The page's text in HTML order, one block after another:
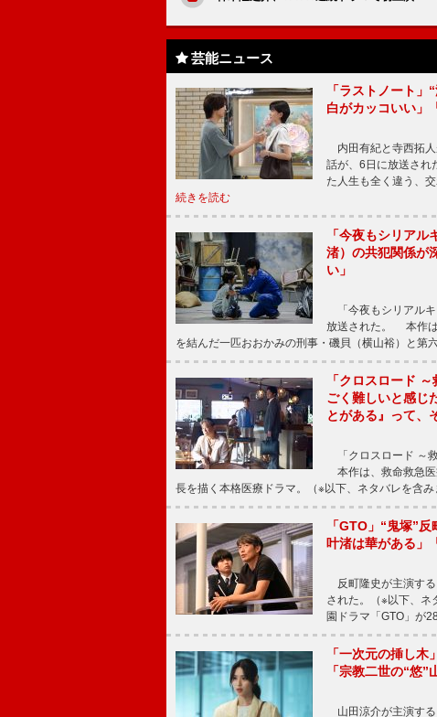
芸能ニュース
「ラストノート
白がカッコいい」
内田有紀と寺西拓人
話が、6日に放送さ
た人生も全く違う、
続きを読む
「今夜もシリア
渚）の共犯関係が
い」
「今夜もシリアルキ
放送された。 本作は
を結んだ一匹おおかみの刑事・磯貝（横山裕）と第
「クロスロード
ごく難しいと感じ
とがある』って、
「クロスロード ～
本作は、救命救急医
長を描く本格医療ドラマ。（※以下、ネタバレを
「GTO」“鬼塚”
叶渚は華がある」
反町隆史が主演する
された。（※以下、
園ドラマ「GTO」が
「一次元の挿し木
「宗教二世の“悠”
山田涼介が主演する